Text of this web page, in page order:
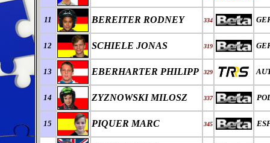
11 BEREITER RODNEY 334
12 SCHIELE JONAS 319
13 EBERHARTER PHILIPP 329
14 ZYZNOWSKI MILOSZ 337
15 PIQUER MARC 345